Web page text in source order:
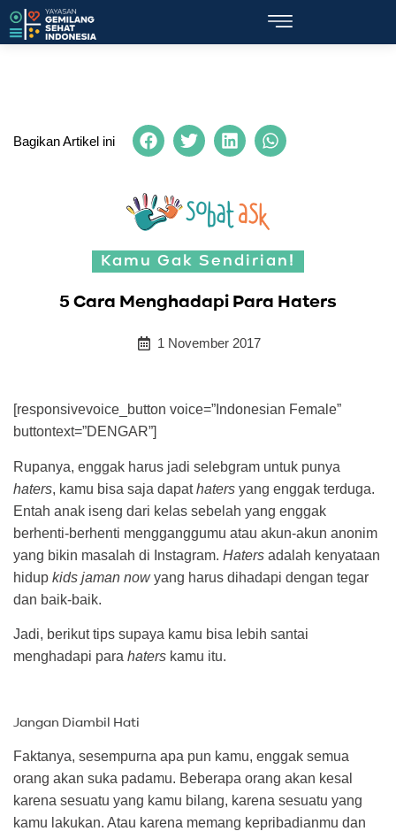
Bagikan Artikel ini
Kamu Gak Sendirian!
5 Cara Menghadapi Para Haters
1 November 2017
[responsivevoice_button voice=”Indonesian Female”
buttontext=”DENGAR”]
Rupanya, enggak harus jadi selebgram untuk punya
haters, kamu bisa saja dapathaters yang enggak terduga.
Entah anak iseng dari kelas sebelah yang enggak
berhenti-berhenti mengganggumu atau akun-akun anonim
yang bikin masalah di Instagram. Haters adalah kenyataan
hidup kids jaman nowyang harus dihadapi dengan tegar
dan baik-baik.
Jadi, berikut tips supaya kamu bisa lebih santai
menghadapi para haters kamu itu.
Jangan Diambil Hati
Faktanya, sesempurna apa pun kamu, enggak semua
orang akan suka padamu. Beberapa orang akan kesal
karena sesuatu yang kamu bilang, karena sesuatu yang
kamu lakukan. Atau karena memang kepribadianmu dan